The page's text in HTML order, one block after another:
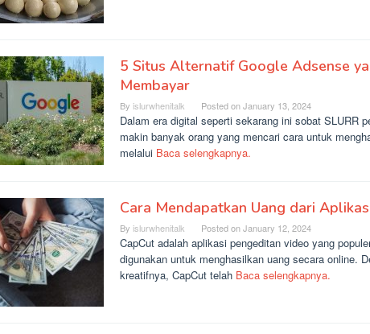
5 Situs Alternatif Google Adsense
Membayar
By islurwhenitalk Posted onJanuary 13, 2024
Dalam era digital seperti sekarang ini sobat SLURR
makin banyak orang yang mencari cara untuk
melalui Baca selengkapnya.
Cara Mendapatkan Uang dari
By islurwhenitalk Posted onJanuary 12, 2024
CapCut adalah aplikasi pengeditan video yang
digunakan untuk menghasilkan uang secara online.
kreatifnya, CapCut telah Baca selengkapnya.